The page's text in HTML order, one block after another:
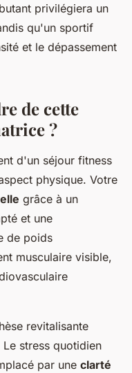
privilégiera un
qu'un sportif
et le dépassement
de cette
?
d'un séjour fitness
physique. Votre
grâce à un
et une
de poids
musculaire visible,
revitalisante
stress quotidien
par une clarté